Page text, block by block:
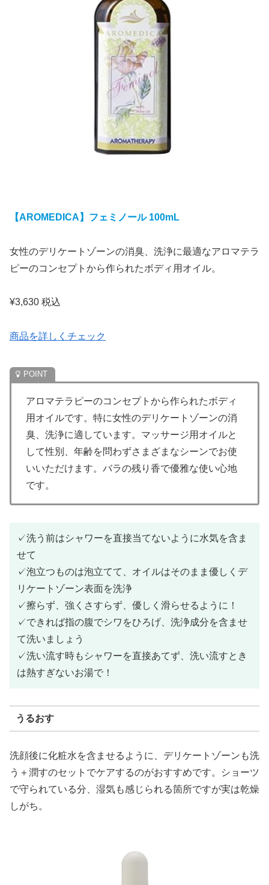
【AROMEDICA】フェミノール 100mL
女性のデリケートゾーンの消臭、洗浄に最適なアロマテラ
ピーのコンセプトから作られたボディ用オイル。
¥3,630 税込
商品を詳しくチェック
アロマテラピーのコンセプトから作られたボディ
用オイルです。特に女性のデリケートゾーンの消
臭、洗浄に適しています。マッサージ用オイルと
して性別、年齢を問わずさまざまなシーンでお使
いいただけます。バラの残り香で優雅な使い心地
です。
✓洗う前はシャワーを直接当てないように水気を含ま
せて
✓泡立つものは泡立てて、オイルはそのまま優しくデ
リケートゾーン表面を洗浄
✓擦らず、強くさすらず、優しく滑らせるように！
✓できれば指の腹でシワをひろげ、洗浄成分を含ませ
て洗いましょう
✓洗い流す時もシャワーを直接あてず、洗い流すとき
は熱すぎないお湯で！
うるおす
洗顔後に化粧水を含ませるように、デリケートゾーンも洗
う＋潤すのセットでケアするのがおすすめです。ショーツ
で守られている分、湿気も感じられる箇所ですが実は乾燥
しがち。